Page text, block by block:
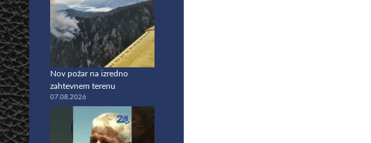
Nov požar na izredno
zahtevnem terenu
07.08.2026